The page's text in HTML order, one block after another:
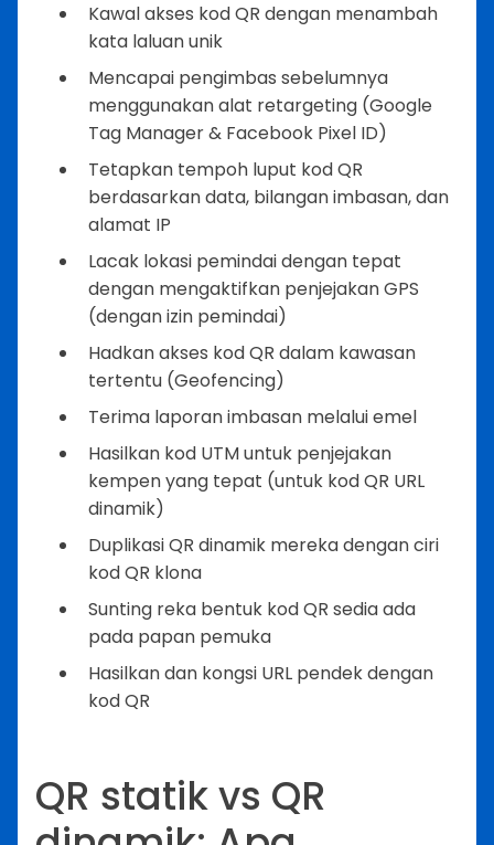
Kawal akses kod QR dengan menambah
kata laluan unik
Mencapai pengimbas sebelumnya
menggunakan alat retargeting (Google
Tag Manager & Facebook Pixel ID)
Tetapkan tempoh luput kod QR
berdasarkan data, bilangan imbasan, dan
alamat IP
Lacak lokasi pemindai dengan tepat
dengan mengaktifkan penjejakan GPS
(dengan izin pemindai)
Hadkan akses kod QR dalam kawasan
tertentu (Geofencing)
Terima laporan imbasan melalui emel
Hasilkan kod UTM untuk penjejakan
kempen yang tepat (untuk kod QR URL
dinamik)
Duplikasi QR dinamik mereka dengan ciri
kod QR klona
Sunting reka bentuk kod QR sedia ada
pada papan pemuka
Hasilkan dan kongsi URL pendek dengan
kod QR
QR statik vs QR